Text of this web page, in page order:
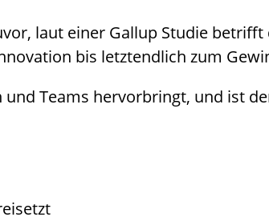
laut einer Gallup Studie betrifft
bis letztendlich zum
und Teams hervorbringt, und ist